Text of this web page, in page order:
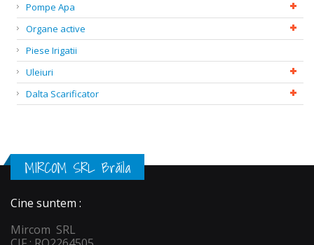
Pompe Apa
Organe active
Piese Irigatii
Uleiuri
Dalta Scarificator
MIRCOM SRL Brăila
Cine suntem :
Mircom SRL